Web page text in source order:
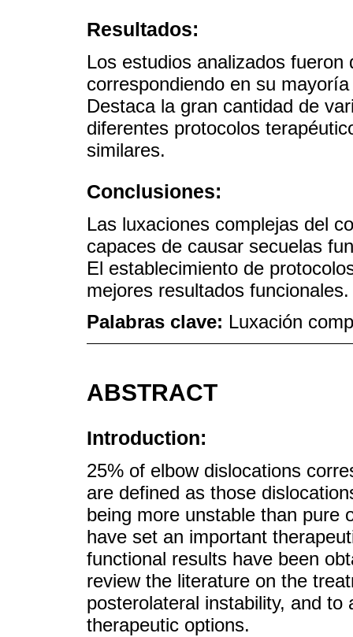
Resultados:
Los estudios analizados
correspondiendo en su
Destaca la gran cantidad de
diferentes protocolos
similares.
Conclusiones:
Las luxaciones complejas del
capaces de causar secuelas
El establecimiento de
mejores resultados funcionales.
Palabras clave: Luxación
ABSTRACT
Introduction:
25% of elbow dislocations
are defined as those
being more unstable than pure
have set an important
functional results have been
review the literature on the
posterolateral instability, and
therapeutic options.